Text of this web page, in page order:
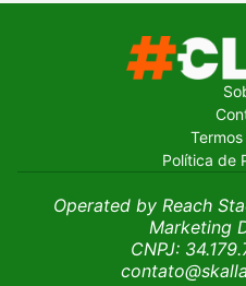
Política de
Operated by Reach
Marketing
CNPJ: